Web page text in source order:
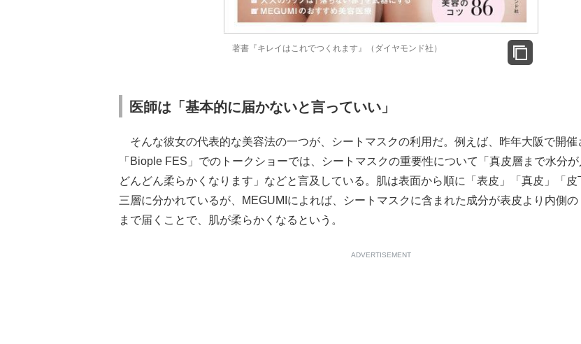
著書『キレイはこれでつくれます』（ダイヤモンド社）
医師は「基本的に届かないと言っていい」
そんな彼女の代表的な美容法の一つが、シートマスクの利用だ。例えば、昨年大阪で開催
「Biople FES」でのトークショーでは、シートマスクの重要性について「真皮層まで水分
どんどん柔らかくなります」などと言及している。肌は表面から順に「表皮」「真皮」「皮
三層に分かれているが、MEGUMIによれば、シートマスクに含まれた成分が表皮より内側の
まで届くことで、肌が柔らかくなるという。
ADVERTISEMENT